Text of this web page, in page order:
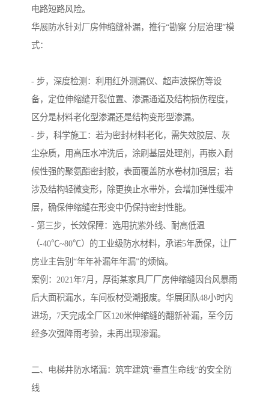
电路短路风险。
华展防水针对厂房伸缩缝补漏，推行“勘察 分层治理”模
式：
- 步，深度检测：利用红外测漏仪、超声波探伤等设
备，定位伸缩缝开裂位置、渗漏通道及结构损伤程度，
区分是材料老化型渗漏还是结构变形型渗漏。
- 步，科学施工：若为密封材料老化，需失效胶层、灰
尘杂质，用高压水冲洗后，涂刷基层处理剂，再嵌入耐
候性强的聚氨酯密封胶，表面覆盖防水卷材加强层；若
涉及结构轻微变形，除更换止水带外，会增加弹性缓冲
层，确保伸缩缝在形变中仍保持密封性能。
- 第三步，长效保障：选用抗紫外线、耐高低温
（-40℃~80℃）的工业级防水材料，承诺5年质保，让厂
房业主告别“年年补漏年年漏”的烦恼。
案例：2021年7月，厚街某家具厂厂房伸缩缝因台风暴雨
后大面积漏水，车间板材受潮报废。华展团队48小时内
进场，7天完成全厂区120米伸缩缝的翻新补漏，至今历
经多次强降雨考验，未再出现渗漏。
二、电梯井防水堵漏：筑牢建筑“垂直生命线”的安全防
线